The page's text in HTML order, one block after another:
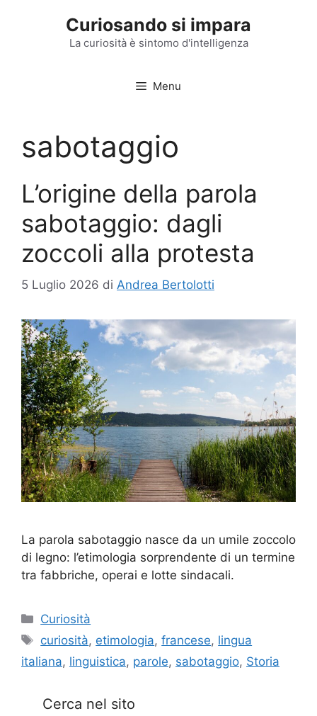
Curiosando si impara
La curiosità è sintomo d'intelligenza
Menu
sabotaggio
L’origine della parola
sabotaggio: dagli
zoccoli alla protesta
5 Luglio 2026 di Andrea Bertolotti
La parola sabotaggio nasce da un umile zoccolo
di legno: l’etimologia sorprendente di un termine
tra fabbriche, operai e lotte sindacali.
Categorie
Curiosità
Tag
curiosità, etimologia,francese, lingua
italiana, linguistica, parole, sabotaggio, Storia
Cerca nel sito